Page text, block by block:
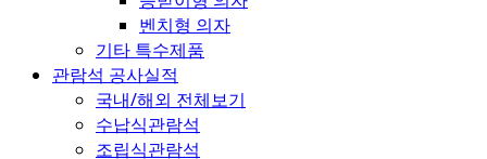
벤치형 의자
기타 특수제품
관람석 공사실적
국내/해외 전체보기
수납식관람석
조립식관람석